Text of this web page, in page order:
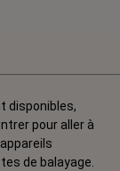
disponibles,
pour aller à
de balayage.